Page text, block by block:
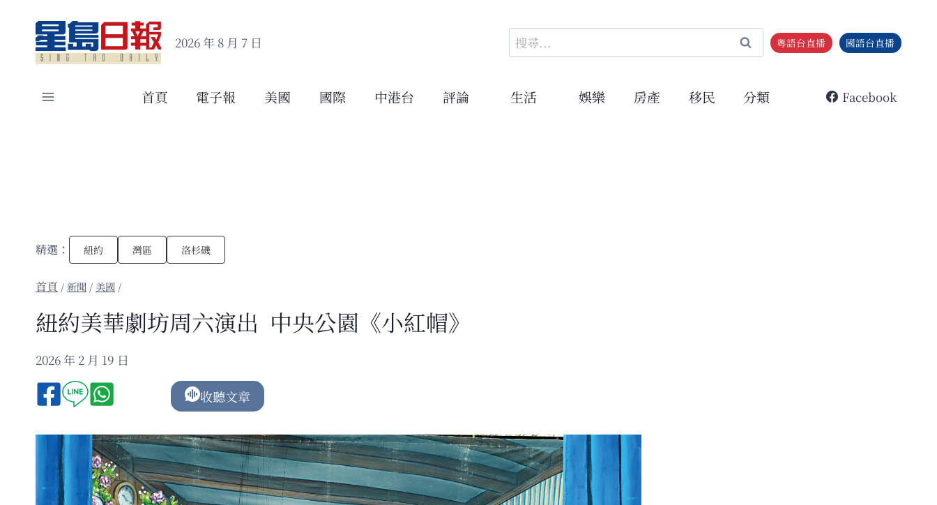
content
2026 年 8 月 7 日
搜
尋
鍵
粵語台直播 國語台直播
首頁 電子報 美國 國際 中港台 評論 生活 娛樂 房產 移民 分類 Facebook
精選： 紐約 灣區 洛杉磯
/新聞 / 美國 /
紐約美華劇坊周六演出 中央公園《小紅帽》
2026 年 2 月 19 日
收聽文章